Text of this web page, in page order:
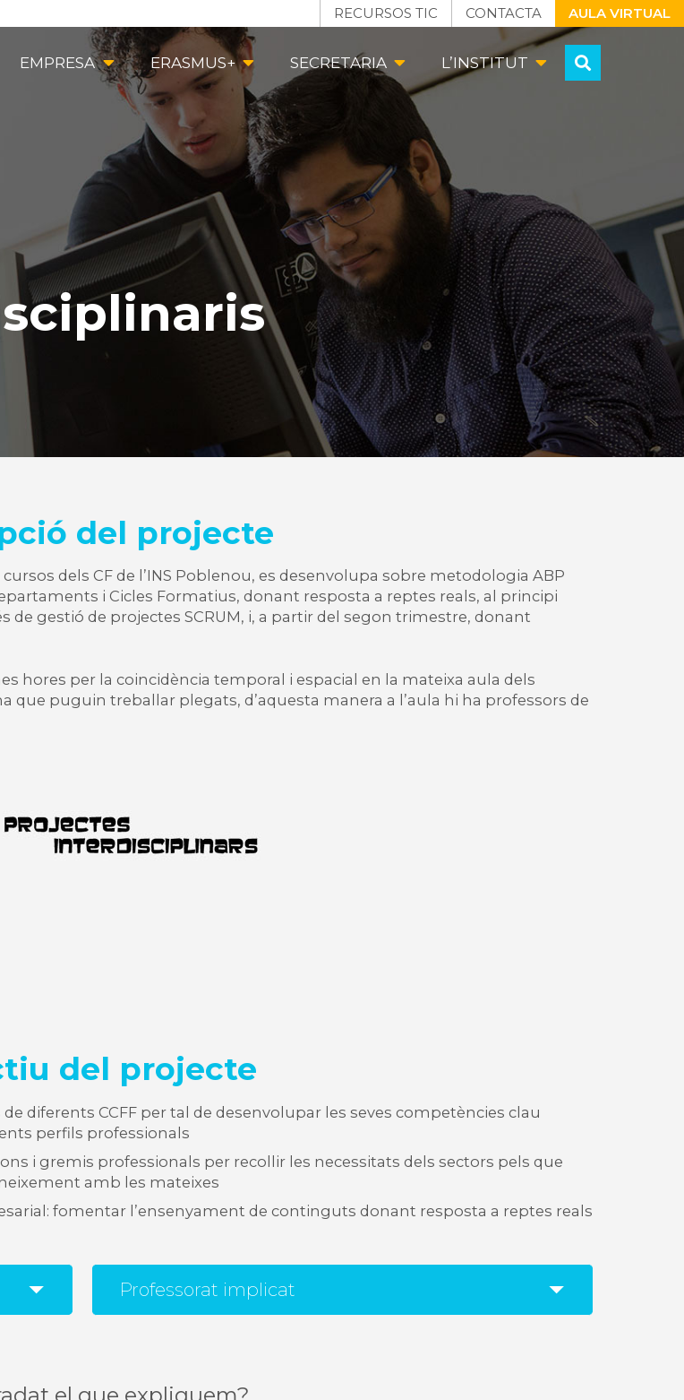
RECURSOS TIC CONTACTA AULA VIRTUAL
EMPRESA ERASMUS+ SECRETARIA L’INSTITUT
del projecte
dels CF de l’INS Poblenou, es desenvolupa sobre metodologia ABP
i Cicles Formatius, donant resposta a reptes reals, al principi
gestió de projectes SCRUM, i, a partir del segon trimestre, donant
hores per la coincidència temporal i espacial en la mateixa aula dels
puguin treballar plegats, d’aquesta manera a l’aula hi ha professors de
del projecte
diferents CCFF per tal de desenvolupar les seves competències clau
perfils professionals
i gremis professionals per recollir les necessitats dels sectors pels que
amb les mateixes
fomentar l’ensenyament de continguts donant resposta a reptes reals
Professorat implicat